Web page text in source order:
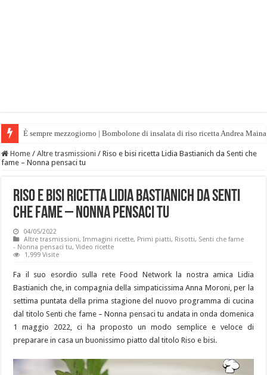
È sempre mezzogiorno | Bombolone di insalata di riso ricetta Andrea
Home / Altre trasmissioni / Riso e bisi ricetta Lidia Bastianich da Senti che
fame – Nonna pensaci tu
Riso e bisi ricetta Lidia Bastianich da Senti
che fame – Nonna pensaci tu
04/05/2022
Altre trasmissioni,Immagini ricette, Primi piatti, Risotti, Senti che fame
- Nonna pensaci tu,Video ricette
1,999 Visite
Fa il suo esordio sulla rete Food Network la nostra amica Lidia
Bastianich che, in compagnia della simpaticissima Anna Moroni, per la
settima puntata della prima stagione del nuovo programma di cucina
dal titolo Senti che fame – Nonna pensaci tu andata in onda domenica
1 maggio 2022, ci ha proposto un modo semplice e veloce di
preparare in casa un buonissimo piatto dal titolo Riso e bisi.